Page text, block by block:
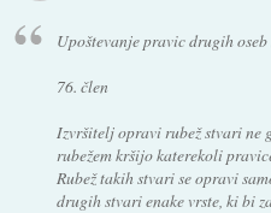
Upoštevanje pravic drugih
76. člen
Izvršitelj opravi rubež stvari ne
rubežem kršijo katerekoli
Rubež takih stvari se opravi
drugih stvari enake vrste, ki bi